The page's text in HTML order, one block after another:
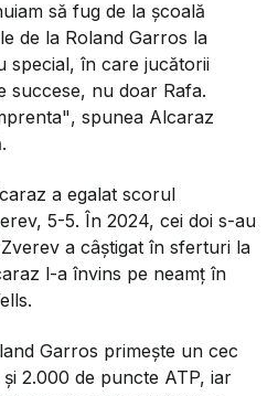
să fug de la școală
de la Roland Garros la
special, în care jucătorii
succese, nu doar Rafa.
, spunea Alcaraz
a egalat scorul
5-5. În 2024, cei doi s-au
a câștigat în sferturi la
l-a învins pe neamț în
Garros primește un cec
2.000 de puncte ATP, iar